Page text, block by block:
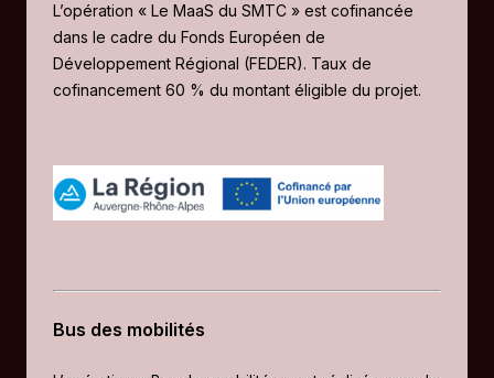
L’opération « Le MaaS du SMTC » est cofinancée
dans le cadre du Fonds Européen de
Développement Régional (FEDER). Taux de
cofinancement 60 % du montant éligible du projet.
Bus des mobilités